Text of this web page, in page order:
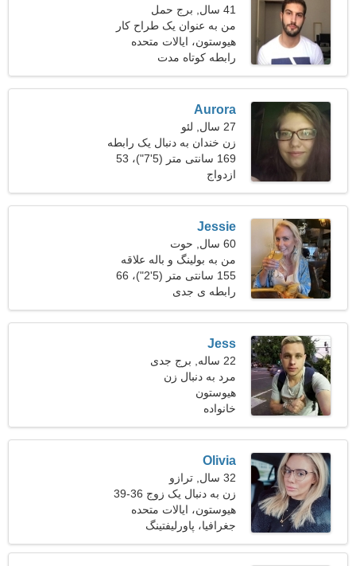
41 سال, برج حمل
من به عنوان یک طراح کار
می کنم
هیوستون، ایالات متحده
آمریکا
رابطه کوتاه مدت
Aurora
27 سال, لئو
زن خندان به دنبال یک رابطه
طولانی مدت
169 سانتی متر (5'7")، 53
کیلوگرم (116 پوند)
ازدواج
Jessie
60 سال, حوت
من به بولینگ و باله علاقه
دارم
155 سانتی متر (5'2")، 66
کیلوگرم (145 پوند)
رابطه ی جدی
Jess
22 ساله, برج جدی
مرد به دنبال زن
هیوستون
خانواده
Olivia
32 سال, ترازو
زن به دنبال یک زوج 36-39
هیوستون، ایالات متحده
آمریکا
جغرافیا، پاورلیفتینگ